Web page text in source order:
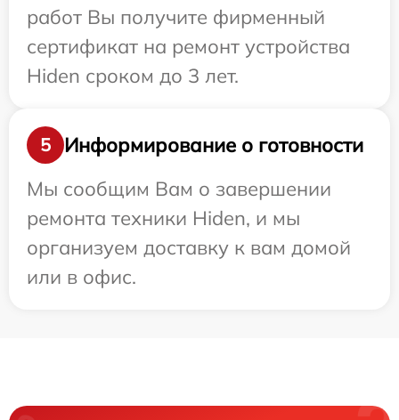
работ Вы получите фирменный
сертификат на ремонт устройства
Hiden сроком до 3 лет.
5
Информирование о готовности
Мы сообщим Вам о завершении
ремонта техники Hiden, и мы
организуем доставку к вам домой
или в офис.